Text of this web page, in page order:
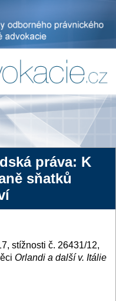
práva: K
sňatků
stížnosti č. 26431/12,
Orlandi a další v. Itálie